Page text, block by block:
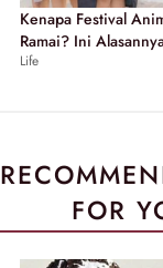
Kenapa Festival
Ramai? Ini
Life
FOR